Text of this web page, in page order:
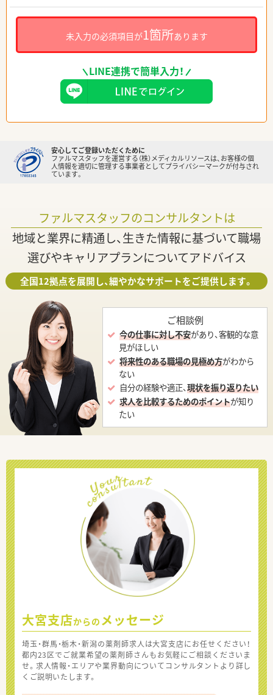
未入力の必須項目が1箇所あります
LINE連携で簡単入力！
安心してご登録いただくために
ファルマスタッフを運営する（株）メディカルリソースは、お客様の個
人情報を適切に管理する事業者としてプライバシーマークが付与され
ています。
ファルマスタッフのコンサルタントは
地域と業界に精通し、生きた情報に基づいて職場
選びやキャリアプランについてアドバイス
全国12拠点を展開し、細やかなサポートをご提供します。
ご相談例
今の仕事に対し不安があり、客観的な意
見がほしい
将来性のある職場の見極め方がわから
ない
自分の経験や適正、現状を振り返りたい
求人を比較するためのポイントが知り
たい
大宮支店からの メッセージ
埼玉・群馬・栃木・新潟の薬剤師求人は大宮支店にお任せください！
都内23区でご就業希望の薬剤師さんもお気軽にご相談くださいま
せ。求人情報・エリアや業界動向についてコンサルタントより詳し
くご説明いたします。